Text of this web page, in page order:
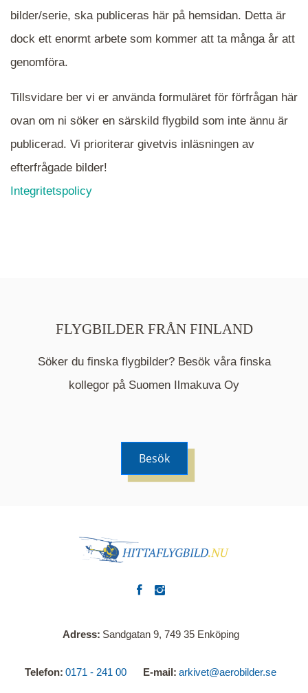
När du ser blåa, röda eller gröna mappar är det
en serie i varje. Dra i kartan för att komma
närmare det område Du söker och klicka på
mappen.
Mappen är en medelpunkt över fotat område och
kommer nu visa de fastigheter som finns just här.
bilder/serie, ska publiceras här på hemsidan. Detta är
dock ett enormt arbete som kommer att ta många år att
genomföra.
Tillsvidare ber vi er använda formuläret för förfrågan här
ovan om ni söker en särskild flygbild som inte ännu är
publicerad. Vi prioriterar givetvis inläsningen av
efterfrågade bilder!
Integritetspolicy
FLYGBILDER FRÅN FINLAND
Söker du finska flygbilder? Besök våra finska
kollegor på Suomen Ilmakuva Oy
Besök
Adress Sandgatan 9, 749 35 Enköping
Telefon 0171 - 241 00 E-mail arkivet@aerobilder.se